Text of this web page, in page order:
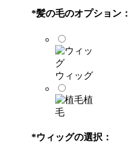
*髪の毛のオプション：
ウィッグ
植
毛
*ウィッグの選択：